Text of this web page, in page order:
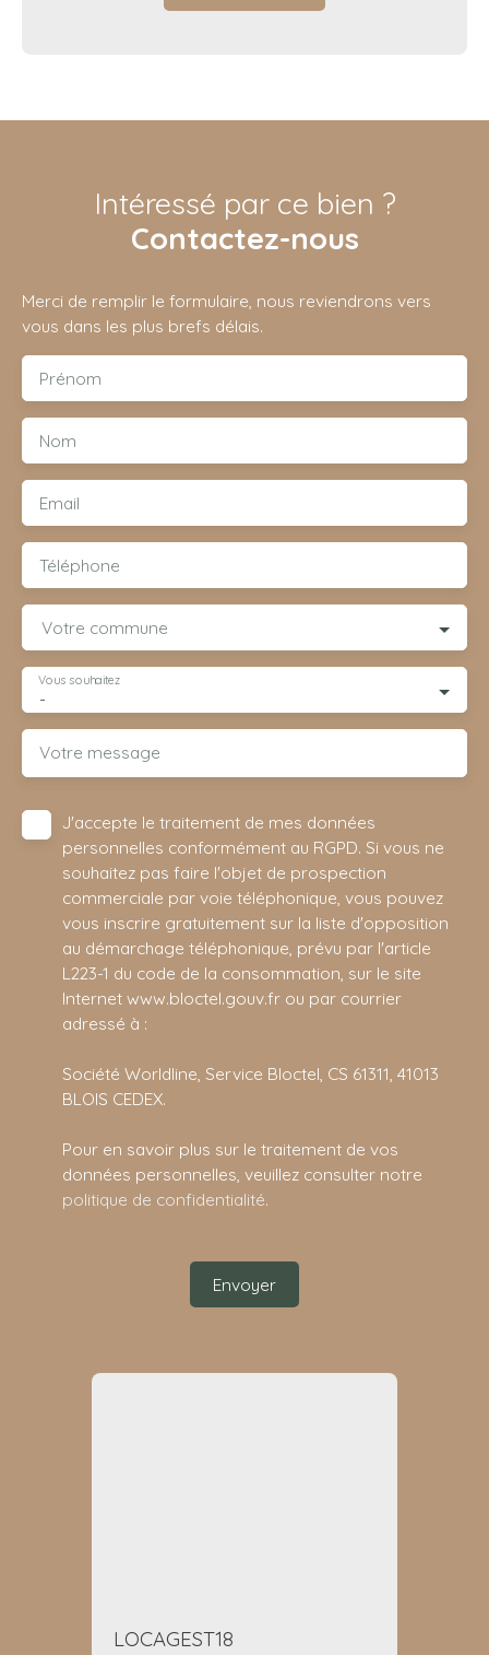
Intéressé par ce bien ?
Contactez-nous
Merci de remplir le formulaire, nous reviendrons vers
vous dans les plus brefs délais.
Prénom
Nom
Email
Téléphone
Votre commune
-
Vous souhaitez
Votre message
J'accepte le traitement de mes données
personnelles conformément au RGPD. Si vous ne
souhaitez pas faire l'objet de prospection
commerciale par voie téléphonique, vous pouvez
vous inscrire gratuitement sur la liste d'opposition
au démarchage téléphonique, prévu par l'article
L223-1 du code de la consommation, sur le site
Internet www.bloctel.gouv.fr ou par courrier
adressé à :
Société Worldline, Service Bloctel, CS 61311, 41013
BLOIS CEDEX.
Pour en savoir plus sur le traitement de vos
données personnelles, veuillez consulter notre
politique de confidentialité.
Envoyer
LOCAGEST18